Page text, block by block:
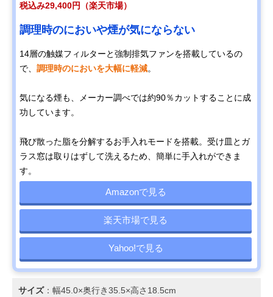
税込み29,400円（楽天市場）
調理時のにおいや煙が気にならない
14層の触媒フィルターと強制排気ファンを搭載しているの
で、 調理時のにおいを大幅に軽減。
気になる煙も、メーカー調べでは約90％カットすることに成
功しています。
飛び散った脂を分解するお手入れモードを搭載。受け皿とガ
ラス窓は取りはずして洗えるため、簡単に手入れができま
す。
Amazonで見る
楽天市場で見る
Yahoo!で見る
サイズ：幅45.0×奥行き35.5×高さ18.5cm